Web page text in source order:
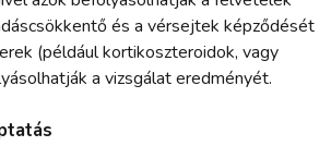
és a vérsejtek képződését
(például kortikoszteroidok, vagy
a vizsgálat eredményét.